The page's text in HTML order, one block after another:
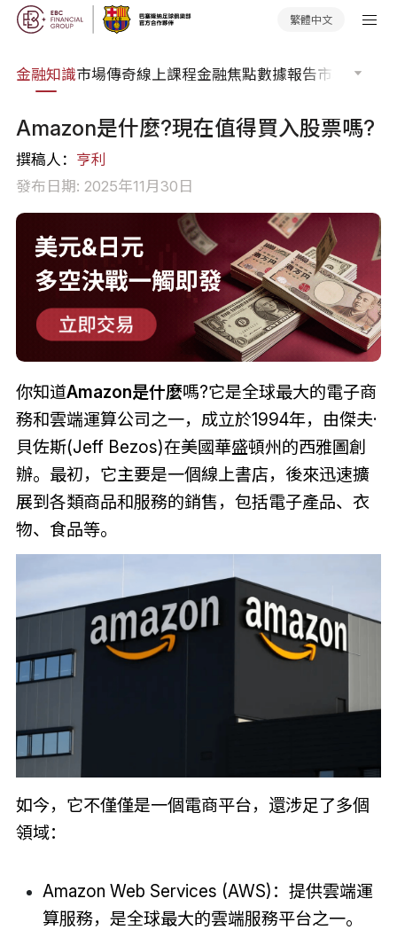
繁體中文
金融知識市場傳奇線上課程金融焦點數據報告市場分析
Amazon是什麼?現在值得買入股票嗎?
撰稿人： 亨利
發布日期: 2025年11月30日
你知道Amazon是什麼嗎?它是全球最大的電子商
務和雲端運算公司之一，成立於1994年，由傑夫·
貝佐斯(Jeff Bezos)在美國華盛頓州的西雅圖創
辦。最初，它主要是一個線上書店，後來迅速擴
展到各類商品和服務的銷售，包括電子產品、衣
物、食品等。
如今，它不僅僅是一個電商平台，還涉足了多個
領域：
Amazon Web Services (AWS)：提供雲端運
算服務，是全球最大的雲端服務平台之一。